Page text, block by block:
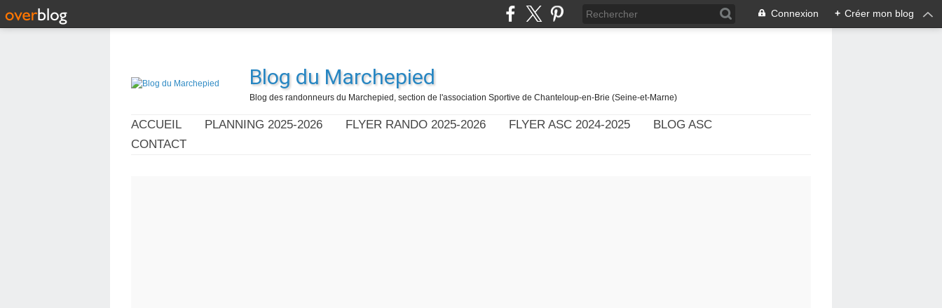
Connexion + Créer mon blog
Blog du Marchepied
Blog des randonneurs du Marchepied, section de l'association Sportive de Chanteloup-en-Brie (Seine-et-Marne)
ACCUEIL PLANNING 2025-2026 FLYER RANDO 2025-2026 FLYER ASC 2024-2025
BLOG ASC
CONTACT